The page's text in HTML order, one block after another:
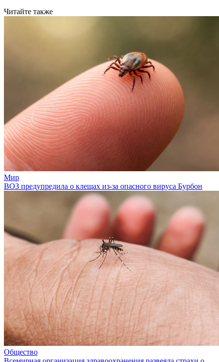
Читайте также
Мир
ВОЗ предупредила о клещах из-за опасного вируса Бурбон
Общество